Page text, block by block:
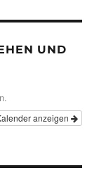
UND
anzeigen